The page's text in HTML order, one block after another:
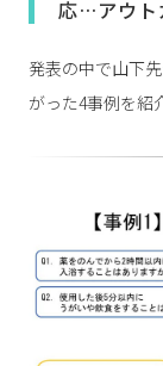
応…アウト
発表の中で山下
がった4事例を紹